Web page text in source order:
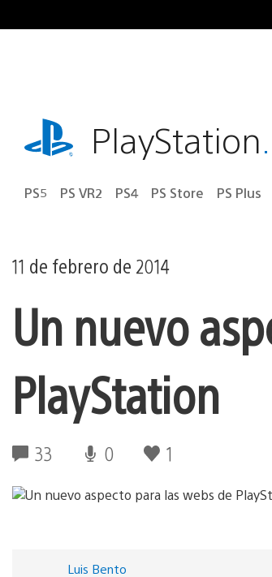
al
playstation.comPlayStation
PS5 PS VR2 PS4 PS Store PS Plus
11 de febrero de 2014
Un nuevo
PlayStation
33 0 1
Luis Bento